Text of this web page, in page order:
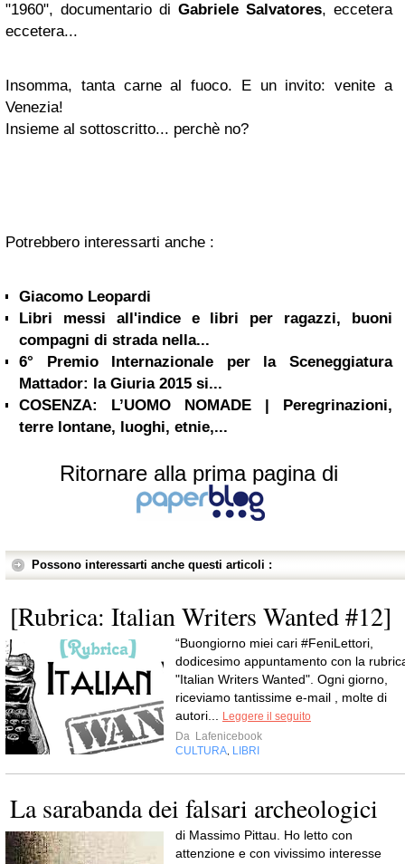
"1960", documentario di Gabriele Salvatores, eccetera
eccetera...
Insomma, tanta carne al fuoco. E un invito: venite a
Venezia!
Insieme al sottoscritto... perchè no?
Potrebbero interessarti anche :
Giacomo Leopardi
Libri messi all'indice e libri per ragazzi, buoni
compagni di strada nella...
6° Premio Internazionale per la Sceneggiatura
Mattador: la Giuria 2015 si...
COSENZA: L’UOMO NOMADE | Peregrinazioni,
terre lontane, luoghi, etnie,...
Ritornare alla prima pagina di
Possono interessarti anche questi articoli :
[Rubrica: Italian Writers Wanted #12]
“Buongiorno miei cari #FeniLettori,
dodicesimo appuntamento con la
"Italian Writers Wanted". Ogni giorno,
riceviamo tantissime e-mail , molte di
autori...
Leggere il seguito
Da Lafenicebook
CULTURA LIBRI
La sarabanda dei falsari archeologici
di Massimo Pittau. Ho letto con
attenzione e con vivissimo interesse